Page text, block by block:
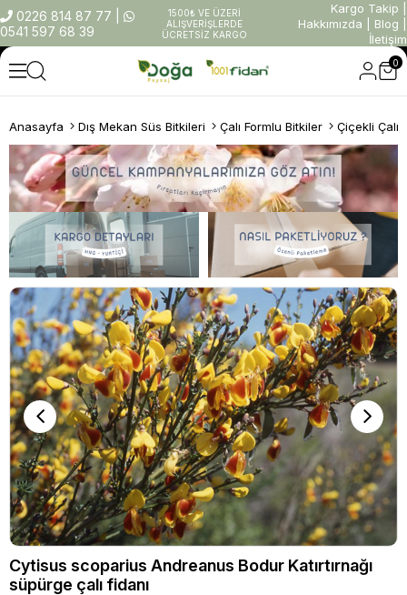
0226 814 87 77
0541 597 68 39
1500₺ VE ÜZERİ
ALIŞVERİŞLERDE
ÜCRETSİZ KARGO
Kargo Takip
Hakkımızda
Blog
İletişim
0
Anasayfa Dış Mekan Süs Bitkileri Çalı Formlu Bitkiler Çiçekli
Cytisus scoparius Andreanus Bodur Katırtırnağı
süpürge çalı fidanı